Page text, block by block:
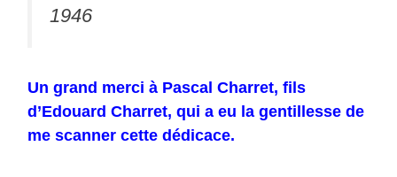
1946
Un grand merci à Pascal Charret, fils
d’Edouard Charret, qui a eu la gentillesse de
me scanner cette dédicace.